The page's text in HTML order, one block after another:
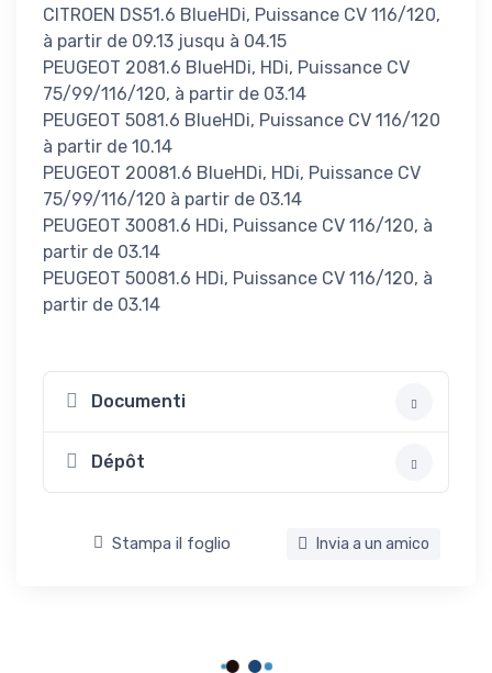
CITROEN DS51.6 BlueHDi, Puissance CV 116/120,
à partir de 09.13 jusqu à 04.15
PEUGEOT 2081.6 BlueHDi, HDi, Puissance CV
75/99/116/120, à partir de 03.14
PEUGEOT 5081.6 BlueHDi, Puissance CV 116/120
à partir de 10.14
PEUGEOT 20081.6 BlueHDi, HDi, Puissance CV
75/99/116/120 à partir de 03.14
PEUGEOT 30081.6 HDi, Puissance CV 116/120, à
partir de 03.14
PEUGEOT 50081.6 HDi, Puissance CV 116/120, à
partir de 03.14
Documenti
Dépôt
Stampa il foglio Invia a un amico